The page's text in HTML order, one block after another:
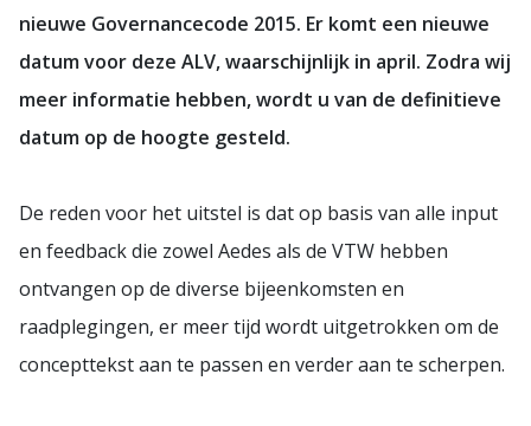
nieuwe Governancecode 2015. Er komt een nieuwe
datum voor deze ALV, waarschijnlijk in april. Zodra wij
meer informatie hebben, wordt u van de definitieve
datum op de hoogte gesteld.
De reden voor het uitstel is dat op basis van alle input
en feedback die zowel Aedes als de VTW hebben
ontvangen op de diverse bijeenkomsten en
raadplegingen, er meer tijd wordt uitgetrokken om de
concepttekst aan te passen en verder aan te scherpen.